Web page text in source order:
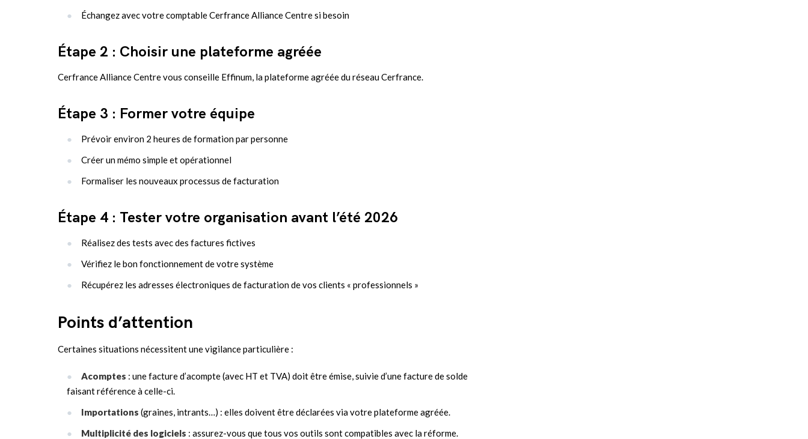
Échangez avec votre comptable Cerfrance Alliance Centre si besoin
Étape 2 : Choisir une plateforme agréée
Cerfrance Alliance Centre vous conseille Effinum, la plateforme agréée du réseau Cerfrance.
Étape 3 : Former votre équipe
Prévoir environ 2 heures de formation par personne
Créer un mémo simple et opérationnel
Formaliser les nouveaux processus de facturation
Étape 4 : Tester votre organisation avant l’été 2026
Réalisez des tests avec des factures fictives
Vérifiez le bon fonctionnement de votre système
Récupérez les adresses électroniques de facturation de vos clients « professionnels »
Points d’attention
Certaines situations nécessitent une vigilance particulière :
Acomptes : une facture d’acompte (avec HT et TVA) doit être émise, suivie d’une facture de solde
faisant référence à celle-ci.
Importations (graines, intrants…) : elles doivent être déclarées via votre plateforme agréée.
Multiplicité des logiciels : assurez-vous que tous vos outils sont compatibles avec la réforme.